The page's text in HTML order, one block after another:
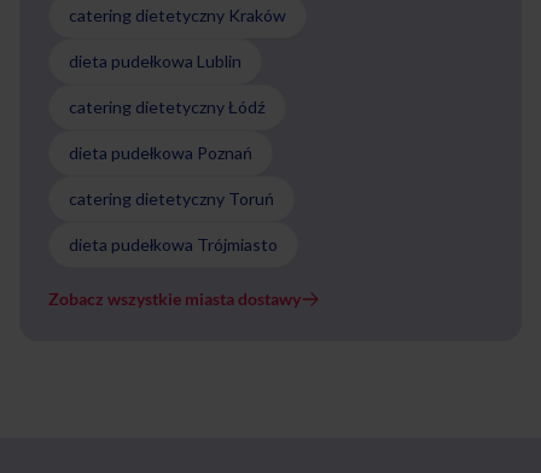
catering dietetyczny Kraków
dieta pudełkowa Lublin
catering dietetyczny Łódź
dieta pudełkowa Poznań
catering dietetyczny Toruń
dieta pudełkowa Trójmiasto
Zobacz wszystkie miasta dostawy